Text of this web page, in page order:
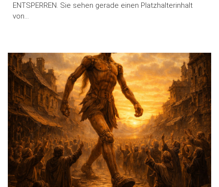
ENTSPERREN. Sie sehen gerade einen Platzhalterinhalt
von…